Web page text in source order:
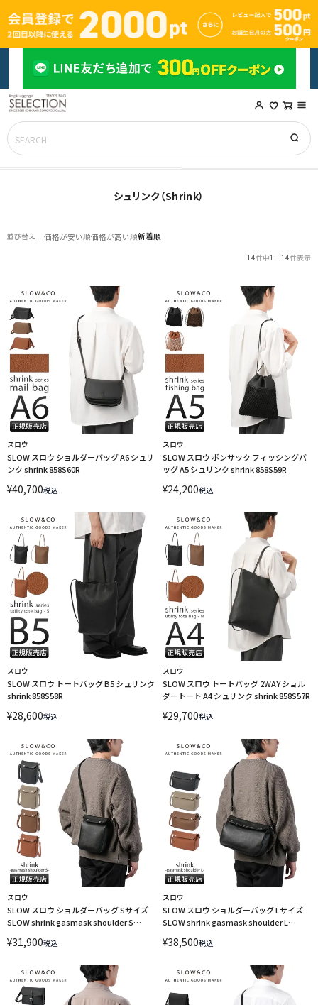
シュリンク（Shrink）
並び替え 価格が安い順価格が高い順新着順
14件中1 - 14件表示
スロウ
SLOW スロウ ショルダーバッグ A6 シュリ
ンク shrink 858S60R
¥40,700税込
スロウ
SLOW スロウ ボンサック フィッシングバ
ッグ A5 シュリンク shrink 858S59R
¥24,200税込
スロウ
SLOW スロウ トートバッグ B5 シュリンク
shrink 858S58R
¥28,600税込
スロウ
SLOW スロウ トートバッグ 2WAY ショル
ダートート A4 シュリンク shrink 858S57R
¥29,700税込
スロウ
SLOW スロウ ショルダーバッグ Sサイズ
SLOW shrink gasmask shoulder S
¥31,900税込
スロウ
SLOW スロウ ショルダーバッグ Lサイズ
SLOW shrink gasmask shoulder L
¥38,500税込